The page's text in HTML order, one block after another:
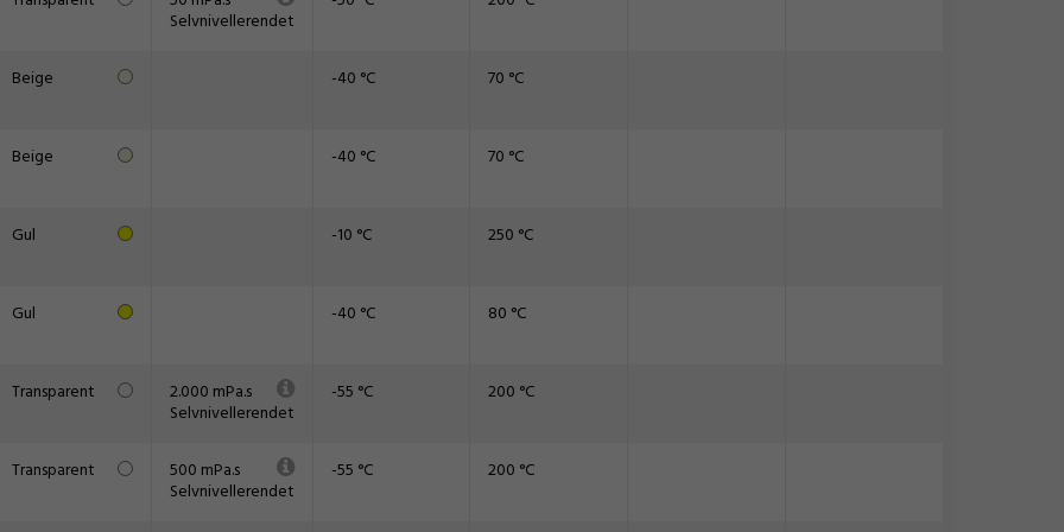
Selvnivellerendet
Beige -40 °C 70 °C
Beige -40 °C 70 °C
Gul -10 °C 250 °C
Gul -40 °C 80 °C
Transparent 2.000 mPa.s
Selvnivellerendet
-55 °C 200 °C
Transparent 500 mPa.s
Selvnivellerendet
-55 °C 200 °C